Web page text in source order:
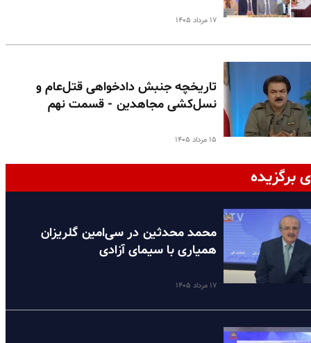
۱۷ مرداد ۱۴۰۵
تاریخچه جنبش دادخواهی قتل‌عام و
نسل‌کشی مجاهدین - قسمت نهم
۱۵ مرداد ۱۴۰۵
برگزیده
محمد محدثین در سی‌امین گلریزان
همیاری با سیمای آزادی
۱۷ مرداد ۱۴۰۵